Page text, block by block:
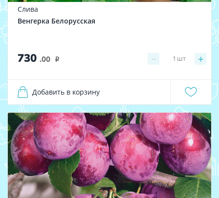
Слива
Венгерка Белорусская
730 .00 i − +
1 шт
Добавить в корзину